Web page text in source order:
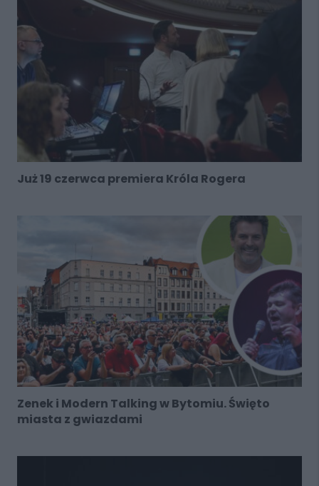
Już 19 czerwca premiera Króla Rogera
Zenek i Modern Talking w Bytomiu. Święto
miasta z gwiazdami